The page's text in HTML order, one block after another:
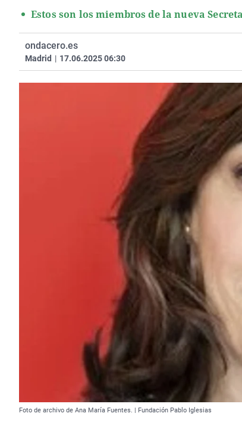
Estos son los miembros de la nueva
ondacero.es
Madrid | 17.06.2025 06:30
Foto de archivo de Ana María Fuentes. | Fundación Pablo Iglesias